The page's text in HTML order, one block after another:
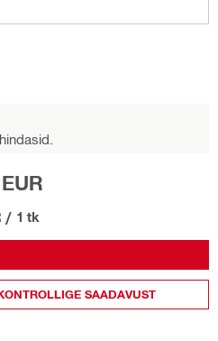
/ 1 tk
SAADAVUST